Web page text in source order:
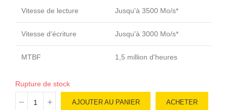
Vitesse de lecture Jusqu'à 3500 Mo/s*
Vitesse d'écriture Jusqu'à 3000 Mo/s*
MTBF 1,5 million d'heures
Rupture de stock
AJOUTER AU PANIER ACHETER